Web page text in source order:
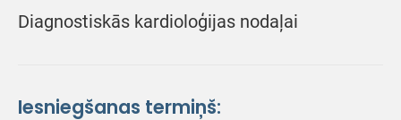
Diagnostiskās kardioloģijas nodaļai
Iesniegšanas termiņš: